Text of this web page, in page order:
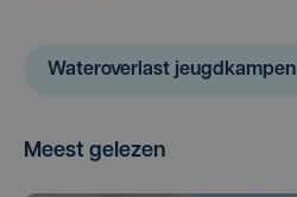
Wateroverlast jeugdkampen
Meest gelezen